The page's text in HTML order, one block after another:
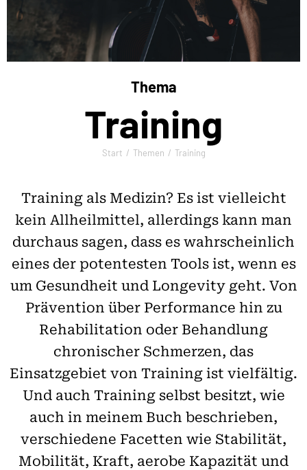
Thema
Training
Sie befinden sich hier:
Start Themen Training
Training als Medizin? Es ist vielleicht
kein Allheilmittel, allerdings kann man
durchaus sagen, dass es wahrscheinlich
eines der potentesten Tools ist, wenn es
um Gesundheit und Longevity geht. Von
Prävention über Performance hin zu
Rehabilitation oder Behandlung
chronischer Schmerzen, das
Einsatzgebiet von Training ist vielfältig.
Und auch Training selbst besitzt, wie
auch in meinem Buch beschrieben,
verschiedene Facetten wie Stabilität,
Mobilität, Kraft, aerobe Kapazität und